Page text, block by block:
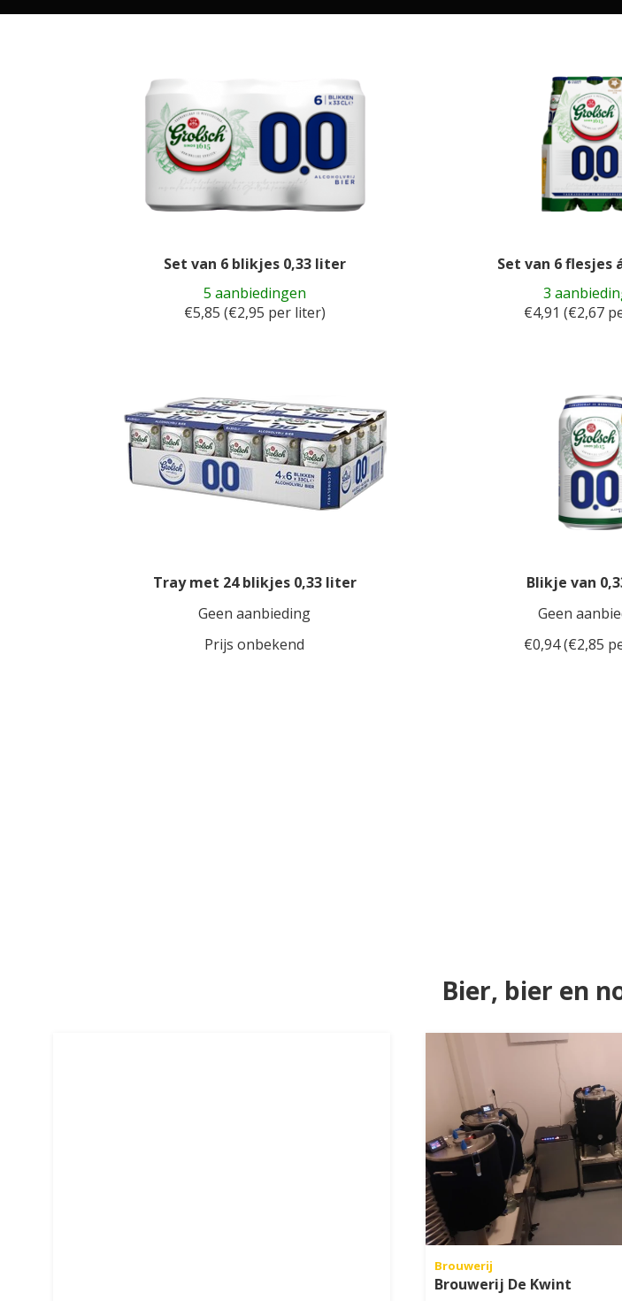
Set van 6 blikjes 0,33 liter
5 aanbiedingen
€5,85 (€2,95 per liter)
Set van 6 flesjes
3
€4,91 (€2,67
Tray met 24 blikjes 0,33 liter
Geen aanbieding
Prijs onbekend
Blikje van
Geen
€0,94 (€2,85
Bier, bier en
Brouwerij
Brouwerij De Kwint